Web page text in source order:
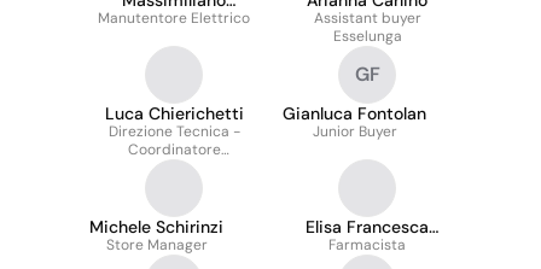
Simonetta
Manutentore Elettrico
Assistant buyer
Esselunga
Luca Chierichetti
Direzione Tecnica -
Coordinatore
Manutenzioni
Gastronomia ed
Elisenda
GF
Gianluca Fontolan
Junior Buyer
Michele Schirinzi
Store Manager
Elisa Francesca
Gasparone
Farmacista